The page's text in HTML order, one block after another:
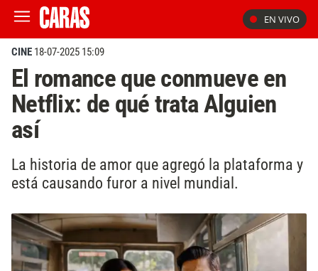
EN VIVO
CINE 18-07-2025 15:09
El romance que conmueve en
Netflix: de qué trata Alguien
así
La historia de amor que agregó la plataforma y
está causando furor a nivel mundial.